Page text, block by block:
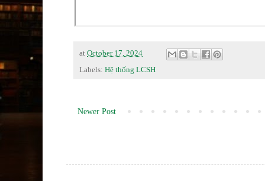
at October 17, 2024
Labels: Hệ thống LCSH
Newer Post